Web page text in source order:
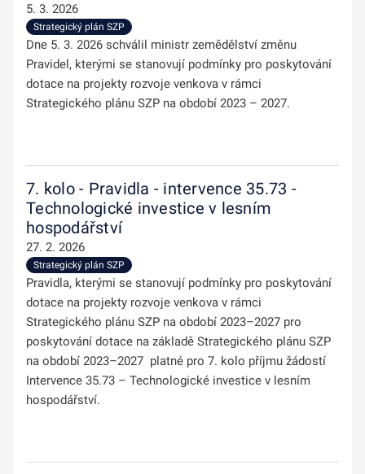
5. 3. 2026
Strategický plán SZP
Dne 5. 3. 2026 schválil ministr zemědělství změnu
Pravidel, kterými se stanovují podmínky pro poskytování
dotace na projekty rozvoje venkova v rámci
Strategického plánu SZP na období 2023 – 2027.
7. kolo - Pravidla - intervence 35.73 -
Technologické investice v lesním
hospodářství
27. 2. 2026
Strategický plán SZP
Pravidla, kterými se stanovují podmínky pro poskytování
dotace na projekty rozvoje venkova v rámci
Strategického plánu SZP na období 2023–2027 pro
poskytování dotace na základě Strategického plánu SZP
na období 2023–2027 platné pro 7. kolo příjmu žádostí
Intervence 35.73 – Technologické investice v lesním
hospodářství.